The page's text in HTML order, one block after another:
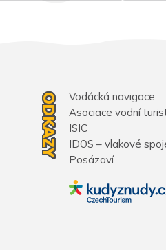
ODKAZY
Vodácká navigace
Asociace vodní
ISIC
IDOS – vlakové
Posázaví